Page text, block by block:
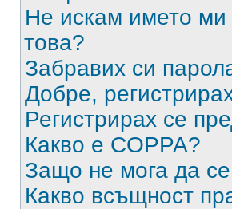
Не искам името ми
това?
Забравих си
Добре,
Регистрирах се
Какво е COPPA?
Защо не мога да
Какво всъщност